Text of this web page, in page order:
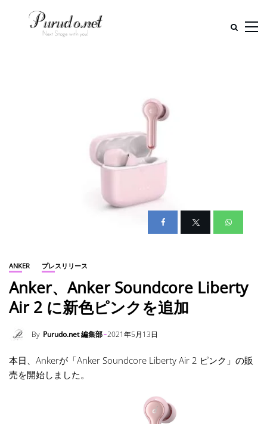
ANKER プレスリリース
Anker、Anker Soundcore Liberty
Air 2 に新色ピンクを追加
By Purudo.net 編集部 2021年5月13日
本日、Ankerが「Anker Soundcore Liberty Air 2 ピンク」の販
売を開始しました。